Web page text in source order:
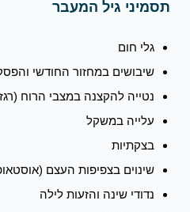
תסמיני גיל המעבר
גלי חום
שיבושים במחזור החודשי
נטייה להקצנה במצבי הרוח
עלייה במשקל
בצקתיות
שינוים בצפיפות העצם
נדודי שינה והזעות לילה